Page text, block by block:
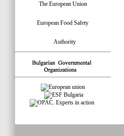
The European Union
European Food Safety
Authority